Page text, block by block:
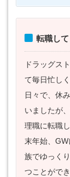
転職し
ドラッグス
て毎日忙し
日々で、休
いましたが
理職に転職
末年始、
族でゆっく
つことがで